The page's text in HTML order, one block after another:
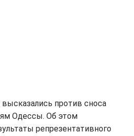
против сноса
Одессы. Об этом
репрезентативного